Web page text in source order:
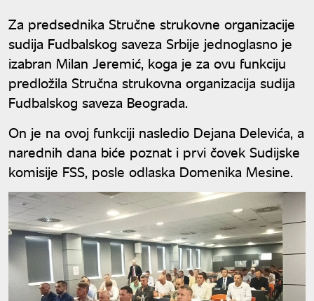
Za predsednika Stručne strukovne organizacije
sudija Fudbalskog saveza Srbije jednoglasno je
izabran Milan Jeremić, koga je za ovu funkciju
predložila Stručna strukovna organizacija sudija
Fudbalskog saveza Beograda.
On je na ovoj funkciji nasledio Dejana Delevića, a
narednih dana biće poznat i prvi čovek Sudijske
komisije FSS, posle odlaska Domenika Mesine.